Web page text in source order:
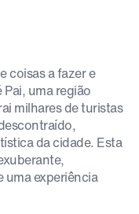
coisas a fazer e
Pai, uma região
milhares de turistas
da cidade. Esta
uma experiência